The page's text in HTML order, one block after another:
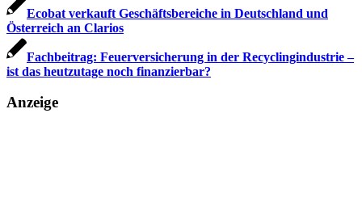
Ecobat verkauft Geschäftsbereiche in Deutschland und
Österreich an Clarios
Fachbeitrag: Feuerversicherung in der Recyclingindustrie –
ist das heutzutage noch finanzierbar?
Anzeige